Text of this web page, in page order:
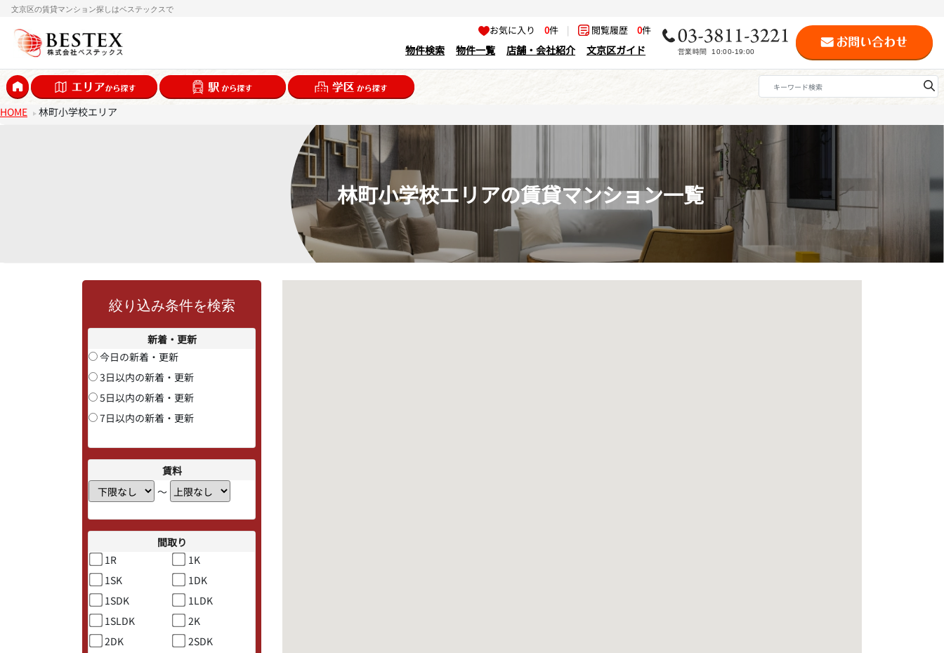
文京区の賃貸マンション探しはベステックスで
お気に入り0件 | 閲覧履歴0件
物件検索 物件一覧 店舗・会社紹介 文京区ガイド
HOME 林町小学校エリア
林町小学校エリアの賃貸マンション一覧
絞り込み条件を検索
新着・更新
今日の新着・更新
3日以内の新着・更新
5日以内の新着・更新
7日以内の新着・更新
賃料
〜
間取り
1R
1K
1SK
1DK
1SDK
1LDK
1SLDK
2K
2DK
2SDK